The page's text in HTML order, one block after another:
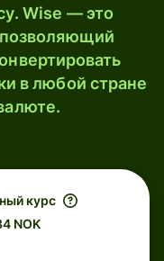
Wise — это
в любой стране
курс
NOK